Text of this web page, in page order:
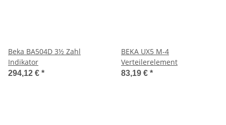
Beka BA504D 3½ Zahl
Indikator
294,12 € *
BEKA UX5 M-4
Verteilerelement
83,19 € *